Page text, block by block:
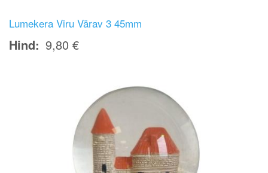
Lumekera Viru Värav 3 45mm
Hind 9,80 €